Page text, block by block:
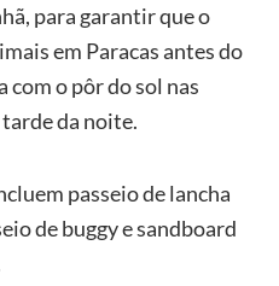
para garantir que o
em Paracas antes do
o pôr do sol nas
da noite.
passeio de lancha
de buggy e sandboard